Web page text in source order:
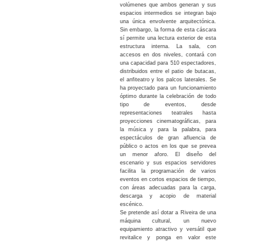
volúmenes que ambos generan y sus
espacios intermedios se integran bajo
una única envolvente arquitectónica.
Sin embargo, la forma de esta cáscara
sí permite una lectura exterior de esta
estructura interna. La sala, con
accesos en dos niveles, contará con
una capacidad para 510 espectadores,
distribuidos entre el patio de butacas,
el anfiteatro y los palcos laterales. Se
ha proyectado para un funcionamiento
óptimo durante la celebración de todo
tipo de eventos, desde
representaciones teatrales hasta
proyecciones cinematográficas, para
la música y para la palabra, para
espectáculos de gran afluencia de
público o actos en los que se prevea
un menor aforo. El diseño del
escenario y sus espacios servidores
facilita la programación de varios
eventos en cortos espacios de tiempo,
con áreas adecuadas para la carga,
descarga y acopio de material
escénico.
Se pretende así dotar a Riveira de una
máquina cultural, un nuevo
equipamiento atractivo y versátil que
revitalice y ponga en valor este